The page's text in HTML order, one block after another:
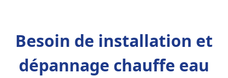
Besoin de installation et
dépannage chauffe eau